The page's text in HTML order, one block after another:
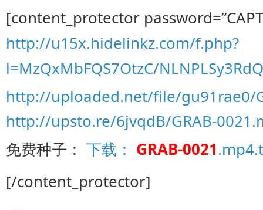
[content_protector
http://u15x.hidelinkz.com/f.php?
l=MzQxMbFQS7OtzC/
http://uploaded.net/file/gu91rae0/
http://upsto.re/6jvqdB/GRAB-
免费种子： 下载： GRAB-0021
[/content_protector]